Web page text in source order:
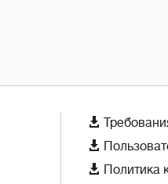


 Политика